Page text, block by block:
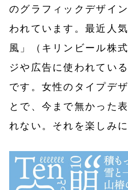
のグラフィックデザイ
われています。最近人
風」（キリンビール株
ジや広告に使われてい
です。女性のタイプデ
とで、今まで無かった
れない。それを楽しみ